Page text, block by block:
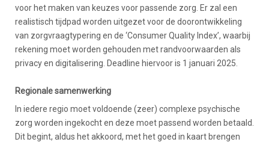
voor het maken van keuzes voor passende zorg. Er zal een
realistisch tijdpad worden uitgezet voor de doorontwikkeling
van zorgvraagtypering en de ‘Consumer Quality Index’, waarbij
rekening moet worden gehouden met randvoorwaarden als
privacy en digitalisering. Deadline hiervoor is 1 januari 2025.
Regionale samenwerking
In iedere regio moet voldoende (zeer) complexe psychische
zorg worden ingekocht en deze moet passend worden betaald.
Dit begint, aldus het akkoord, met het goed in kaart brengen